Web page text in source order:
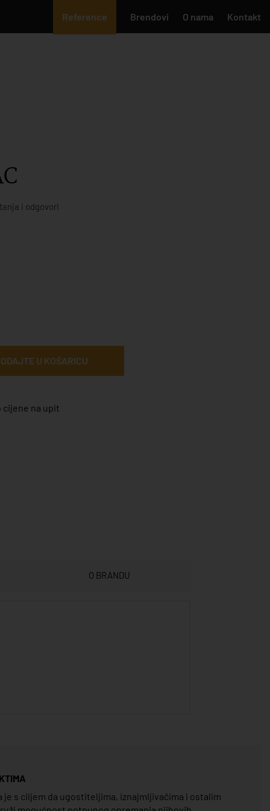
Reference Brendovi O nama Kontakt
i odgovori
U KOŠARICU
cijene na upit
O BRANDU
je s ciljem da ugostiteljima, iznajmljivačima i ostalim